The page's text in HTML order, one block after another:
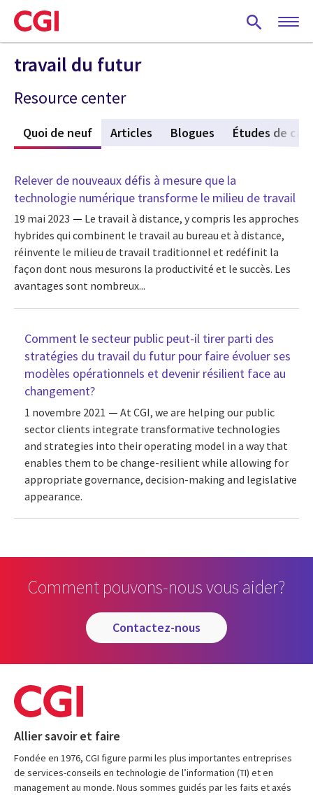
Skip
to
main
content
travail du futur
Resource center
Quoi de neuf (active tab)
Articles Blogues Études de cas
Relever de nouveaux défis à mesure que la
technologie numérique transforme le milieu de travail
19 mai 2023
Le travail à distance, y compris les approches
hybrides qui combinent le travail au bureau et à distance,
réinvente le milieu de travail traditionnel et redéfinit la
façon dont nous mesurons la productivité et le succès. Les
avantages sont nombreux...
Comment le secteur public peut-il tirer parti des
stratégies du travail du futur pour faire évoluer ses
modèles opérationnels et devenir résilient face au
changement?
1 novembre 2021
At CGI, we are helping our public
sector clients integrate transformative technologies
and strategies into their operating model in a way that
enables them to be change-resilient while allowing for
appropriate governance, decision-making and legislative
appearance.
Comment pouvons-nous vous aider?
contactez-nous
Allier savoir et faire
Fondée en 1976, CGI figure parmi les plus importantes entreprises
de services-conseils en technologie de l’information (TI) et en
management au monde. Nous sommes guidés par les faits et axés